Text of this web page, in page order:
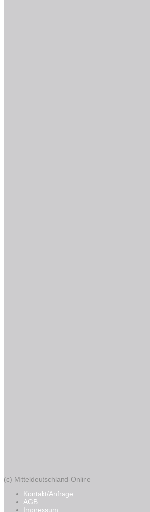
(c) Mitteldeutschland-Online
Kontakt/Anfrage
AGB
Impressum